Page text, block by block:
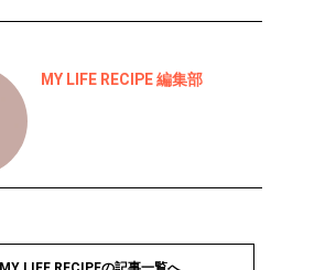
MY LIFE RECIPE 編集部